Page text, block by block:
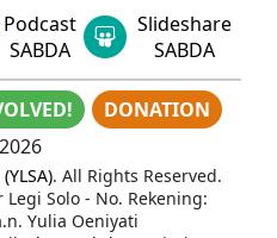
Podcast
SABDA
Slideshare
SABDA
DONATION
2026
. All Rights Reserved.
Legi Solo - No. Rekening:
Yulia Oeniyati